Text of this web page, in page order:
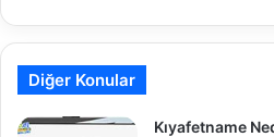
Diğer Konular
Kıyafetname